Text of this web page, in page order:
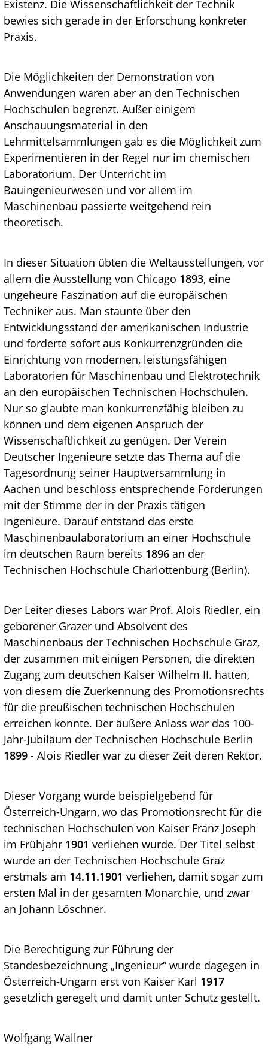
Existenz. Die Wissenschaftlichkeit der Technik
bewies sich gerade in der Erforschung konkreter
Praxis.
Die Möglichkeiten der Demonstration von
Anwendungen waren aber an den Technischen
Hochschulen begrenzt. Außer einigem
Anschauungsmaterial in den
Lehrmittelsammlungen gab es die Möglichkeit zum
Experimentieren in der Regel nur im chemischen
Laboratorium. Der Unterricht im
Bauingenieurwesen und vor allem im
Maschinenbau passierte weitgehend rein
theoretisch.
In dieser Situation übten die Weltausstellungen, vor
allem die Ausstellung von Chicago 1893, eine
ungeheure Faszination auf die europäischen
Techniker aus. Man staunte über den
Entwicklungsstand der amerikanischen Industrie
und forderte sofort aus Konkurrenzgründen die
Einrichtung von modernen, leistungsfähigen
Laboratorien für Maschinenbau und Elektrotechnik
an den europäischen Technischen Hochschulen.
Nur so glaubte man konkurrenzfähig bleiben zu
können und dem eigenen Anspruch der
Wissenschaftlichkeit zu genügen. Der Verein
Deutscher Ingenieure setzte das Thema auf die
Tagesordnung seiner Hauptversammlung in
Aachen und beschloss entsprechende Forderungen
mit der Stimme der in der Praxis tätigen
Ingenieure. Darauf entstand das erste
Maschinenbaulaboratorium an einer Hochschule
im deutschen Raum bereits 1896 an der
Technischen Hochschule Charlottenburg (Berlin).
Der Leiter dieses Labors war Prof. Alois Riedler, ein
geborener Grazer und Absolvent des
Maschinenbaus der Technischen Hochschule Graz,
der zusammen mit einigen Personen, die direkten
Zugang zum deutschen Kaiser Wilhelm II. hatten,
von diesem die Zuerkennung des Promotionsrechts
für die preußischen technischen Hochschulen
erreichen konnte. Der äußere Anlass war das 100-
Jahr-Jubiläum der Technischen Hochschule Berlin
1899 - Alois Riedler war zu dieser Zeit deren Rektor.
Dieser Vorgang wurde beispielgebend für
Österreich-Ungarn, wo das Promotionsrecht für die
technischen Hochschulen von Kaiser Franz Joseph
im Frühjahr 1901 verliehen wurde. Der Titel selbst
wurde an der Technischen Hochschule Graz
erstmals am 14.11.1901 verliehen, damit sogar zum
ersten Mal in der gesamten Monarchie, und zwar
an Johann Löschner.
Die Berechtigung zur Führung der
Standesbezeichnung „Ingenieur“ wurde dagegen in
Österreich-Ungarn erst von Kaiser Karl 1917
gesetzlich geregelt und damit unter Schutz gestellt.
Wolfgang Wallner